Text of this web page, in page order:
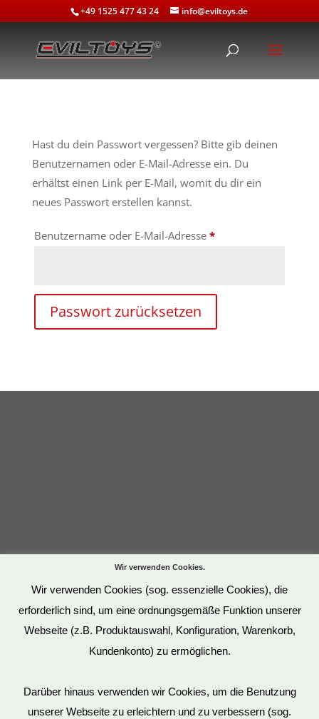
+49 1525 477 43 24 info@eviltoys.de
Hast du dein Passwort vergessen? Bitte gib deinen
Benutzernamen oder E-Mail-Adresse ein. Du
erhältst einen Link per E-Mail, womit du dir ein
neues Passwort erstellen kannst.
Benutzername oder E-Mail-Adresse *Erforderlich
Passwort zurücksetzen
Wir verwenden Cookies.
Wir verwenden Cookies (sog. essenzielle Cookies), die
erforderlich sind, um eine ordnungsgemäße Funktion unserer
Webseite (z.B. Produktauswahl, Konfiguration, Warenkorb,
Kundenkonto) zu ermöglichen.
Darüber hinaus verwenden wir Cookies, um die Benutzung
unserer Webseite zu erleichtern und zu verbessern (sog.